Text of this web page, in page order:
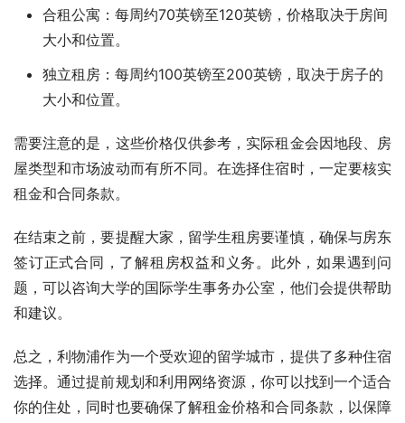
合租公寓：每周约70英镑至120英镑，价格取决于房间
大小和位置。
独立租房：每周约100英镑至200英镑，取决于房子的
大小和位置。
需要注意的是，这些价格仅供参考，实际租金会因地段、房
屋类型和市场波动而有所不同。在选择住宿时，一定要核实
租金和合同条款。
在结束之前，要提醒大家，留学生租房要谨慎，确保与房东
签订正式合同，了解租房权益和义务。此外，如果遇到问
题，可以咨询大学的国际学生事务办公室，他们会提供帮助
和建议。
总之，利物浦作为一个受欢迎的留学城市，提供了多种住宿
选择。通过提前规划和利用网络资源，你可以找到一个适合
你的住处，同时也要确保了解租金价格和合同条款，以保障